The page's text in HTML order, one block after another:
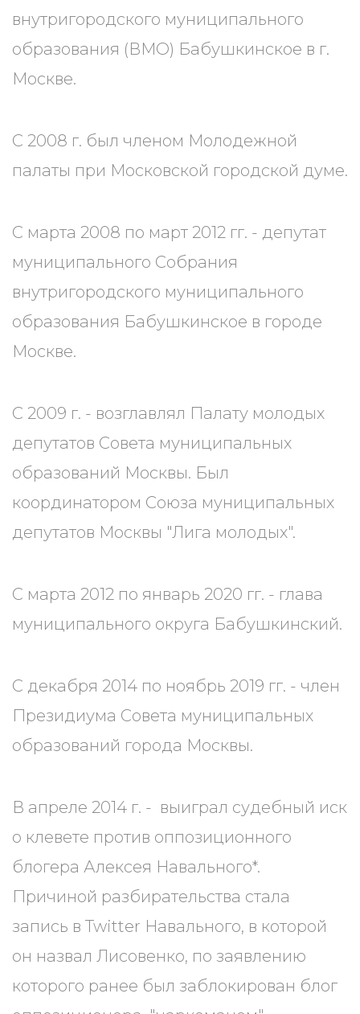
внутригородского муниципального
образования (ВМО) Бабушкинское в г.
Москве.
С 2008 г. был членом Молодежной
палаты при Московской городской думе.
С марта 2008 по март 2012 гг. - депутат
муниципального Собрания
внутригородского муниципального
образования Бабушкинское в городе
Москве.
С 2009 г. - возглавлял Палату молодых
депутатов Совета муниципальных
образований Москвы. Был
координатором Союза муниципальных
депутатов Москвы "Лига молодых".
С марта 2012 по январь 2020 гг. - глава
муниципального округа Бабушкинский.
С декабря 2014 по ноябрь 2019 гг. - член
Президиума Совета муниципальных
образований города Москвы.
В апреле 2014 г. - выиграл судебный иск
о клевете против оппозиционного
блогера Алексея Навального*.
Причиной разбирательства стала
запись в Twitter Навального, в которой
он назвал Лисовенко, по заявлению
которого ранее был заблокирован блог